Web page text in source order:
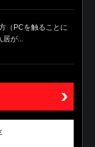
（PCを触ることに
が...